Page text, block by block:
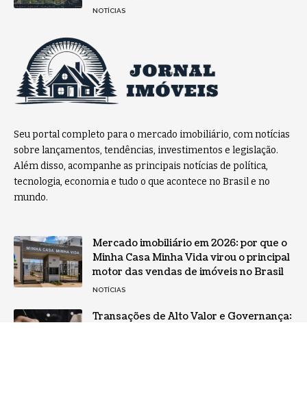
NOTÍCIAS
Seu portal completo para o mercado imobiliário, com notícias
sobre lançamentos, tendências, investimentos e legislação.
Além disso, acompanhe as principais notícias de política,
tecnologia, economia e tudo o que acontece no Brasil e no
mundo.
Mercado imobiliário em 2026: por que o
Minha Casa Minha Vida virou o principal
motor das vendas de imóveis no Brasil
NOTÍCIAS
Transações de Alto Valor e Governança: